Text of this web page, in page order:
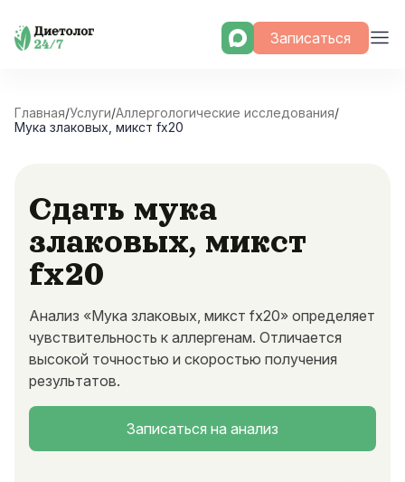
Skip
Записаться
Главная/Услуги/Аллергологические исследования/
Мука злаковых, микст fx20
Сдать мука
злаковых, микст
fx20
Анализ «Мука злаковых, микст fx20» определяет
чувствительность к аллергенам. Отличается
высокой точностью и скоростью получения
результатов.
Записаться на анализ